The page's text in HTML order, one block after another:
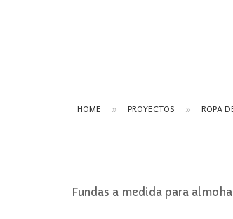
HOME » PROYECTOS » ROPA
Fundas a medida para